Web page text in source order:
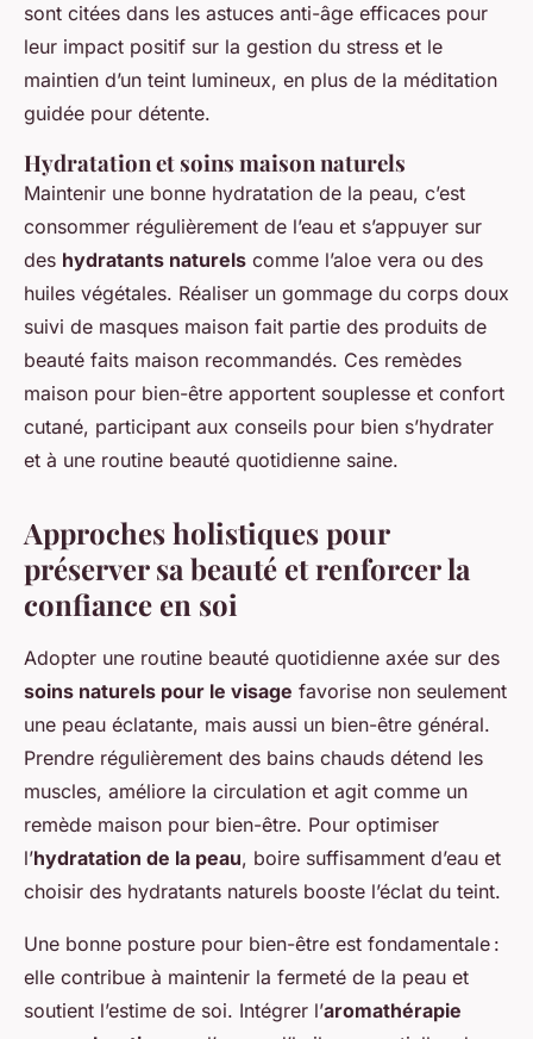
sont citées dans les astuces anti-âge efficaces pour
leur impact positif sur la gestion du stress et le
maintien d’un teint lumineux, en plus de la méditation
guidée pour détente.
Hydratation et soins maison naturels
Maintenir une bonne hydratation de la peau, c’est
consommer régulièrement de l’eau et s’appuyer sur
des hydratants naturels comme l’aloe vera ou des
huiles végétales. Réaliser un gommage du corps doux
suivi de masques maison fait partie des produits de
beauté faits maison recommandés. Ces remèdes
maison pour bien-être apportent souplesse et confort
cutané, participant aux conseils pour bien s’hydrater
et à une routine beauté quotidienne saine.
Approches holistiques pour
préserver sa beauté et renforcer la
confiance en soi
Adopter une routine beauté quotidienne axée sur des
soins naturels pour le visage favorise non seulement
une peau éclatante, mais aussi un bien-être général.
Prendre régulièrement des bains chauds détend les
muscles, améliore la circulation et agit comme un
remède maison pour bien-être. Pour optimiser
l’hydratation de la peau, boire suffisamment d’eau et
choisir des hydratants naturels booste l’éclat du teint.
Une bonne posture pour bien-être est fondamentale :
elle contribue à maintenir la fermeté de la peau et
soutient l’estime de soi. Intégrer l’aromathérapie